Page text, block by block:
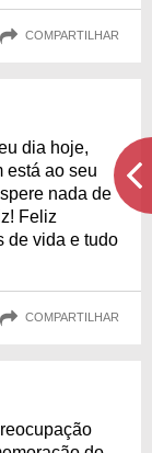
COMPARTILHAR
dia hoje,
está ao seu
nada de
Feliz
de vida e tudo
COMPARTILHAR